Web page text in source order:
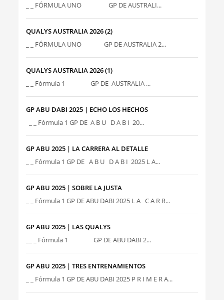
_ _ FÓRMULA UNO GP DE AUSTRALI...
QUALYS AUSTRALIA 2026 (2)
_ _ FÓRMULA UNO GP DE AUSTRALIA 2...
QUALYS AUSTRALIA 2026 (1)
_ _ Fórmula 1 GP DE AUSTRALIA ...
GP ABU DABI 2025 | ECHO LOS HECHOS
_ _ Fórmula 1 GP DE A B U D A B I 20...
GP ABU 2025 | LA CARRERA AL DETALLE
_ _ Fórmula 1 GP DE A B U D A B I 2025 L A...
GP ABU 2025 | SOBRE LA JUSTA
_ _ Fórmula 1 GP DE ABU DABI 2025 L A C A R R...
GP ABU 2025 | LAS QUALYS
__ _ Fórmula 1 GP DE ABU DABI 2...
GP ABU 2025 | TRES ENTRENAMIENTOS
_ _ Fórmula 1 GP DE ABU DABI 2025 P R I M E R A...